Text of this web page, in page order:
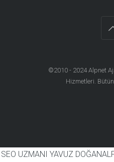
©2010 - 2024Alpnet
Hizmetleri .
SEO UZMANI YAVUZ